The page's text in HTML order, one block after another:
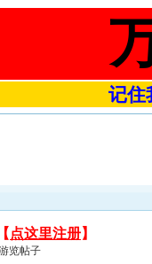
记住
【 点这里注册】
览帖子